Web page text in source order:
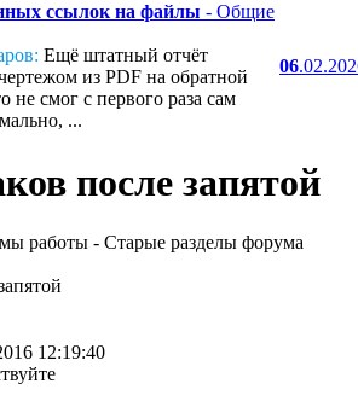
ссылок на файлы - Общие
Ещё штатный отчёт
из PDF на обратной
не смог с первого раза сам
...
06
после запятой
работы - Старые разделы форума
12:19:40